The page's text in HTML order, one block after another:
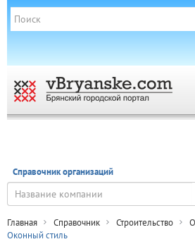
Справочник организаций
Главная Справочник Строительство
Оконный стиль